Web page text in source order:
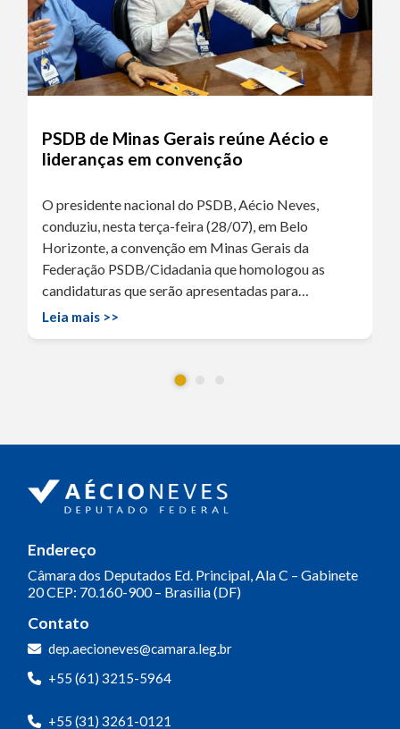
PSDB de Minas Gerais reúne Aécio e
lideranças em convenção
O presidente nacional do PSDB, Aécio Neves,
conduziu, nesta terça-feira (28/07), em Belo
Horizonte, a convenção em Minas Gerais da
Federação PSDB/Cidadania que homologou as
candidaturas que serão apresentadas para…
Leia mais >>
Endereço
Câmara dos Deputados Ed. Principal, Ala C – Gabinete
20CEP: 70.160-900 – Brasília (DF)
Contato
dep.aecioneves@camara.leg.br
+55 (61) 3215-5964
+55 (31) 3261-0121